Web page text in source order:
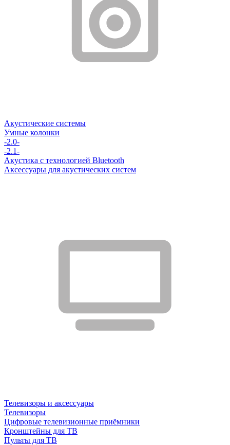
Акустические системы
Умные колонки
-2.0-
-2.1-
Акустика с технологией Bluetooth
Аксессуары для акустических систем
Телевизоры и аксессуары
Телевизоры
Цифровые телевизионные приёмники
Кронштейны для ТВ
Пульты для ТВ